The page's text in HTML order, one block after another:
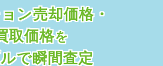
ン売却価格・
取価格を
で瞬間査定